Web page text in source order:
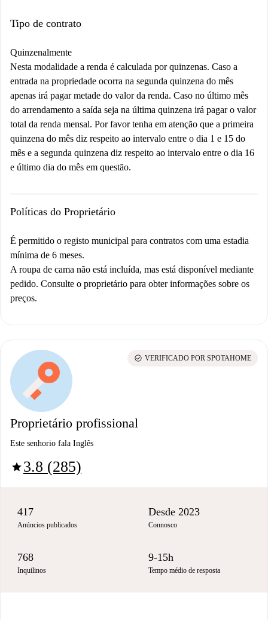
Tipo de contrato
Quinzenalmente
Nesta modalidade a renda é calculada por quinzenas. Caso a
entrada na propriedade ocorra na segunda quinzena do mês
apenas irá pagar metade do valor da renda. Caso no último mês
do arrendamento a saída seja na última quinzena irá pagar o valor
total da renda mensal. Por favor tenha em atenção que a primeira
quinzena do mês diz respeito ao intervalo entre o dia 1 e 15 do
mês e a segunda quinzena diz respeito ao intervalo entre o dia 16
e último dia do mês em questão.
Políticas do Proprietário
É permitido o registo municipal para contratos com uma estadia
mínima de 6 meses.
A roupa de cama não está incluída, mas está disponível mediante
pedido. Consulte o proprietário para obter informações sobre os
preços.
Proprietário profissional
Este senhorio fala Inglês
star3.8 (285)
check_circle VERIFICADO POR SPOTAHOME
417
Anúncios publicados
Desde 2023
Connosco
768
Inquilinos
9-15h
Tempo médio de resposta